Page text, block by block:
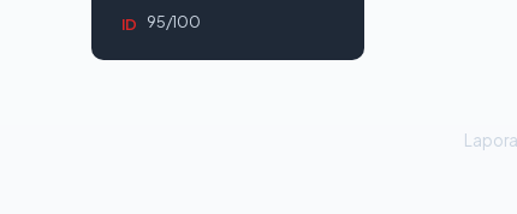
ID 95/100